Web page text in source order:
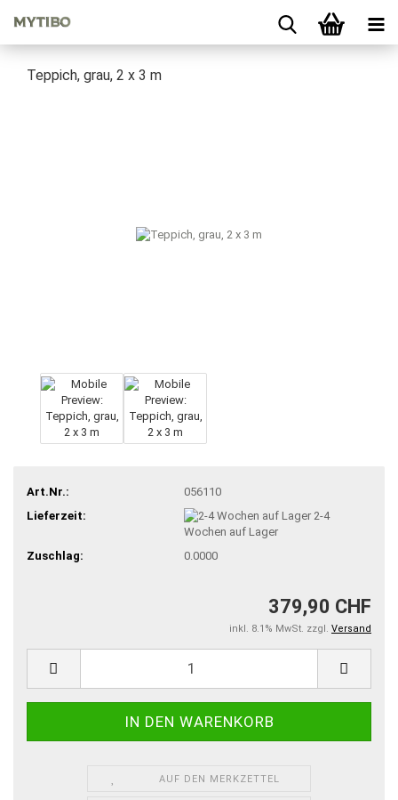
Teppich, grau, 2 x 3 m
Art.Nr.:
056110
Lieferzeit:
2-4
Wochen auf Lager
Zuschlag:
0.0000
379,90 CHF
inkl. 8.1% MwSt. zzgl. Versand
AUF DEN MERKZETTEL